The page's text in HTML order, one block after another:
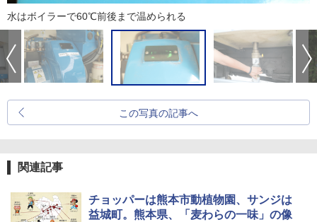
水はボイラーで60℃前後まで温められる
この写真の記事へ
関連記事
チョッパーは熊本市動植物園、サンジは
益城町。熊本県、「麦わらの一味」の像